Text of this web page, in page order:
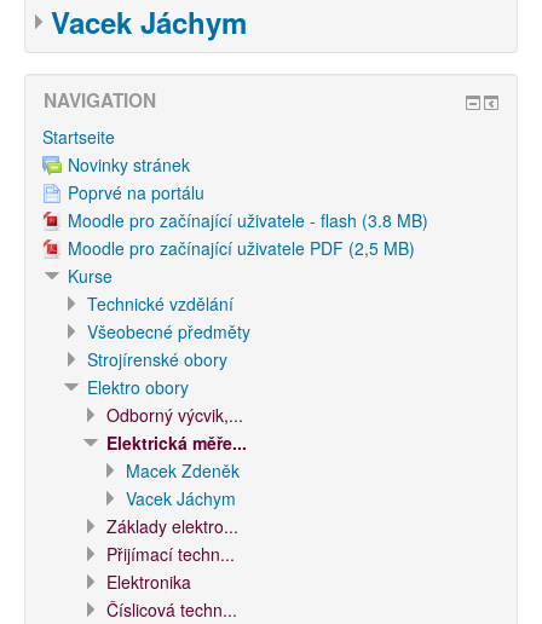
Vacek Jáchym
NAVIGATION
Startseite
Novinky stránek
Poprvé na portálu
Moodle pro začínající uživatele - flash (3.8 MB)
Moodle pro začínající uživatele PDF (2,5 MB)
Kurse
Technické vzdělání
Všeobecné předměty
Strojírenské obory
Elektro obory
Odborný výcvik,...
Elektrická měře...
Macek Zdeněk
Vacek Jáchym
Základy elektro...
Přijímací techn...
Elektronika
Číslicová techn...